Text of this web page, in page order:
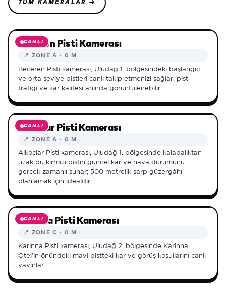
TÜM KAMERALAR →
CANLI
Beceren Pisti Kamerası
📍 ZONE A · 0 M
Beceren Pisti kamerası, Uludağ 1. bölgesindeki başlangıç
ve orta seviye pistleri canlı takip etmenizi sağlar; pist
trafiği ve kar kalitesi anında görüntülenebilir.
CANLI
▲0M
Alkoçlar Pisti Kamerası
📍 ZONE A · 0 M
Alkoçlar Pisti kamerası, Uludağ 1. bölgesinde kalabalıktan
uzak bu kırmızı pistin güncel kar ve hava durumunu
gerçek zamanlı sunar; 500 metrelik sarp güzergâhı
planlamak için idealdir.
CANLI
▲0M
Karinna Pisti Kamerası
📍 ZONE C · 0 M
Karinna Pisti kamerası, Uludağ 2. bölgesinde Karinna
Otel'in önündeki mavi pistteki kar ve görüş koşullarını canlı
yayınlar.